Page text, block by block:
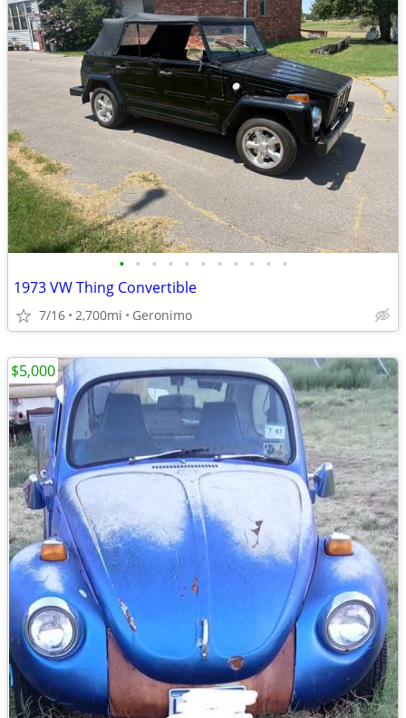
• • • • • • • • • • •
1973 VW Thing Convertible
7/16 2,700mi Geronimo
$5,000